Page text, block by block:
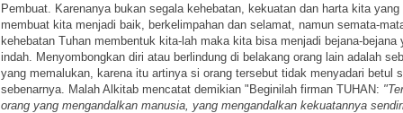
Pembuat. Karenanya bukan segala kehebatan, kekuatan dan harta kita yang
membuat kita menjadi baik, berkelimpahan dan selamat, namun semata-
kehebatan Tuhan membentuk kita-lah maka kita bisa menjadi bejana-bejana
indah. Menyombongkan diri atau berlindung di belakang orang lain adalah
yang memalukan, karena itu artinya si orang tersebut tidak menyadari betul
sebenarnya. Malah Alkitab mencatat demikian "Beginilah firman TUHAN:
orang yang mengandalkan manusia, yang mengandalkan kekuatannya